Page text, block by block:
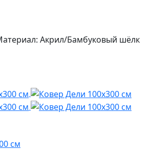
Акрил/Бамбуковый шёлк
см